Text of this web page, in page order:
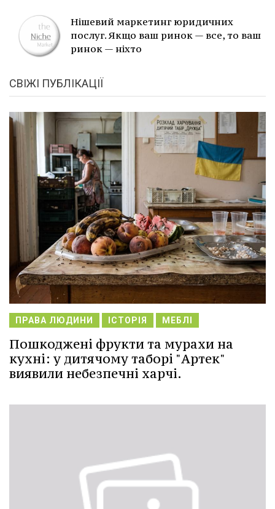
Нішевий маркетинг юридичних
послуг. Якщо ваш ринок — все, то ваш
ринок — ніхто
СВІЖІ ПУБЛІКАЦІЇ
ПРАВА ЛЮДИНИ ІСТОРІЯ МЕБЛІ
Пошкоджені фрукти та мурахи на
кухні: у дитячому таборі "Артек"
виявили небезпечні харчі.